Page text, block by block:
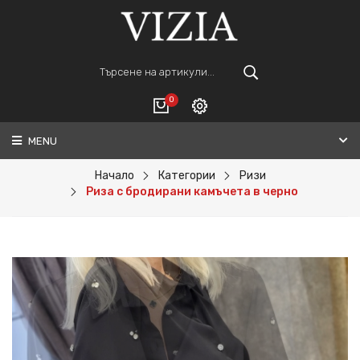
0
ВАШАТА КОЛИЧКА Е ПРАЗНА.
ПОРЪЧАЙ
Регистрация
MENU
Начало Категории
Ризи
Риза с бродирани камъчета в черно